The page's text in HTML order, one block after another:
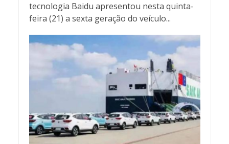
tecnologia Baidu apresentou nesta quinta-
feira (21) a sexta geração do veículo...